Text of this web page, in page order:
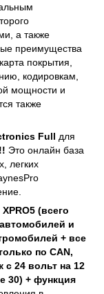
а также
преимущества
покрытия,
кодировкам,
мощности и
также
Full для
Это онлайн база
легких
(всего
и
+ все
по CAN,
с 24 вольт на 12
30) + функция